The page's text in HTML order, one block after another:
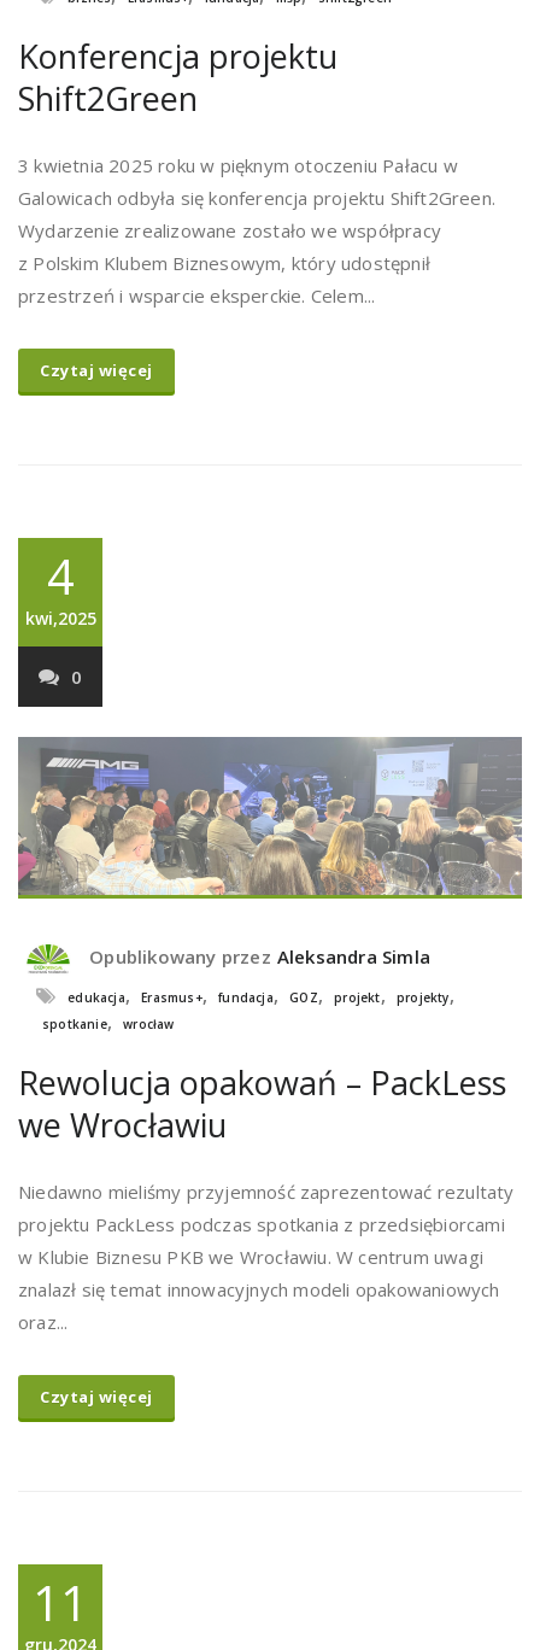
Konferencja projektu
Shift2Green
3 kwietnia 2025 roku w pięknym otoczeniu Pałacu w
Galowicach odbyła się konferencja projektu Shift2Green.
Wydarzenie zrealizowane zostało we współpracy
z Polskim Klubem Biznesowym, który udostępnił
przestrzeń i wsparcie eksperckie. Celem...
Czytaj więcej
4
kwi,2025
0
Opublikowany przez Aleksandra Simla
edukacja, Erasmus+, fundacja, GOZ, projekt, projekty,
spotkanie, wrocław
Rewolucja opakowań – PackLess
we Wrocławiu
Niedawno mieliśmy przyjemność zaprezentować rezultaty
projektu PackLess podczas spotkania z przedsiębiorcami
w Klubie Biznesu PKB we Wrocławiu. W centrum uwagi
znalazł się temat innowacyjnych modeli opakowaniowych
oraz...
Czytaj więcej
11
gru,2024